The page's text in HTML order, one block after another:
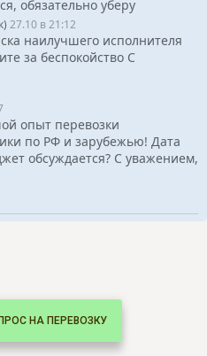
обязательно уберу
27.10 в 21:12
наилучшего исполнителя
за беспокойство С
опыт перевозки
по РФ и зарубежью! Дата
обсуждается? С уважением,
НА ПЕРЕВОЗКУ